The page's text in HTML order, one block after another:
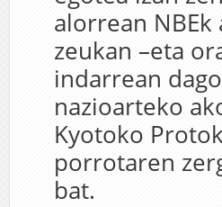
alorrean
zeukan –eta
indarrean
nazioarteko
Kyotoko
porrotaren
bat.